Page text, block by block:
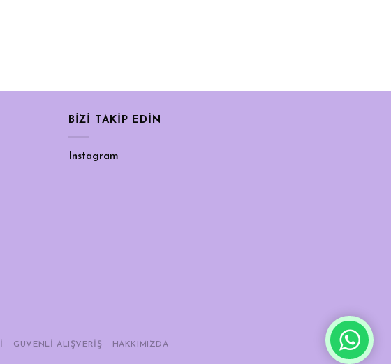
BİZİ TAKİP EDİN
Instagram
GÜVENLI ALIŞVERIŞ HAKKIMIZDA